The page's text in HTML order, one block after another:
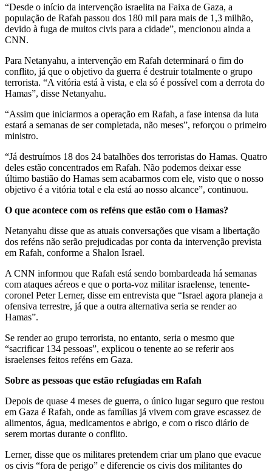
“Desde o início da intervenção israelita na Faixa de Gaza, a
população de Rafah passou dos 180 mil para mais de 1,3 milhão,
devido à fuga de muitos civis para a cidade”, mencionou ainda a
CNN.
Para Netanyahu, a intervenção em Rafah determinará o fim do
conflito, já que o objetivo da guerra é destruir totalmente o grupo
terrorista. “A vitória está à vista, e ela só é possível com a derrota do
Hamas”, disse Netanyahu.
“Assim que iniciarmos a operação em Rafah, a fase intensa da luta
estará a semanas de ser completada, não meses”, reforçou o primeiro
ministro.
“Já destruímos 18 dos 24 batalhões dos terroristas do Hamas. Quatro
deles estão concentrados em Rafah. Não podemos deixar esse
último bastião do Hamas sem acabarmos com ele, visto que o nosso
objetivo é a vitória total e ela está ao nosso alcance”, continuou.
O que acontece com os reféns que estão com o Hamas?
Netanyahu disse que as atuais conversações que visam a libertação
dos reféns não serão prejudicadas por conta da intervenção prevista
em Rafah, conforme a Shalon Israel.
A CNN informou que Rafah está sendo bombardeada há semanas
com ataques aéreos e que o porta-voz militar israelense, tenente-
coronel Peter Lerner, disse em entrevista que “Israel agora planeja a
ofensiva terrestre, já que a outra alternativa seria se render ao
Hamas”.
Se render ao grupo terrorista, no entanto, seria o mesmo que
“sacrificar 134 pessoas”, explicou o tenente ao se referir aos
israelenses feitos reféns em Gaza.
Sobre as pessoas que estão refugiadas em Rafah
Depois de quase 4 meses de guerra, o único lugar seguro que restou
em Gaza é Rafah, onde as famílias já vivem com grave escassez de
alimentos, água, medicamentos e abrigo, e com o risco diário de
serem mortas durante o conflito.
Lerner, disse que os militares pretendem criar um plano que evacue
os civis “fora de perigo” e diferencie os civis dos militantes do